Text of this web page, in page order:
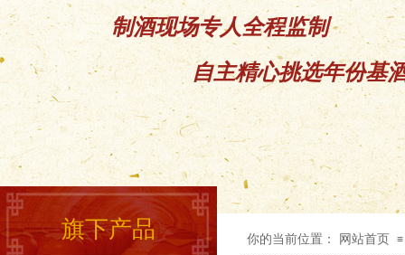
制酒现场专人全程监制
自主精心挑选年份基
旗下产品 你的当前位置： 网站首页 ≡